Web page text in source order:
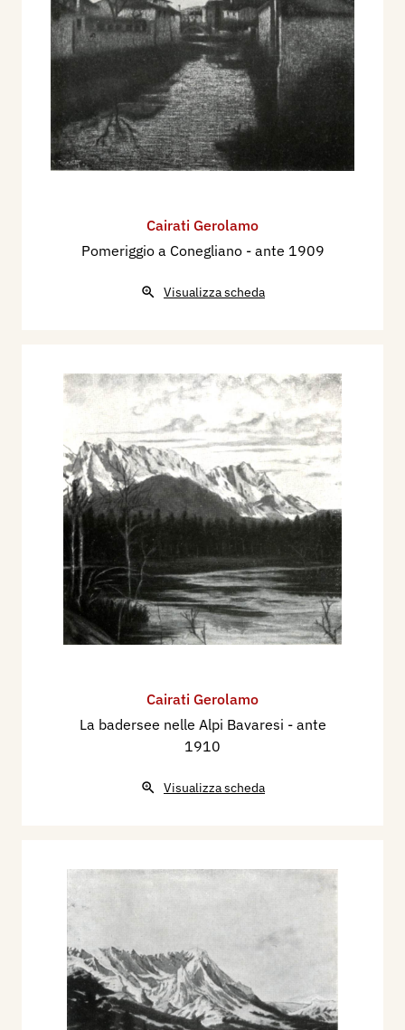
Cairati Gerolamo
Pomeriggio a Conegliano - ante 1909
Visualizza scheda
Cairati Gerolamo
La badersee nelle Alpi Bavaresi - ante
1910
Visualizza scheda